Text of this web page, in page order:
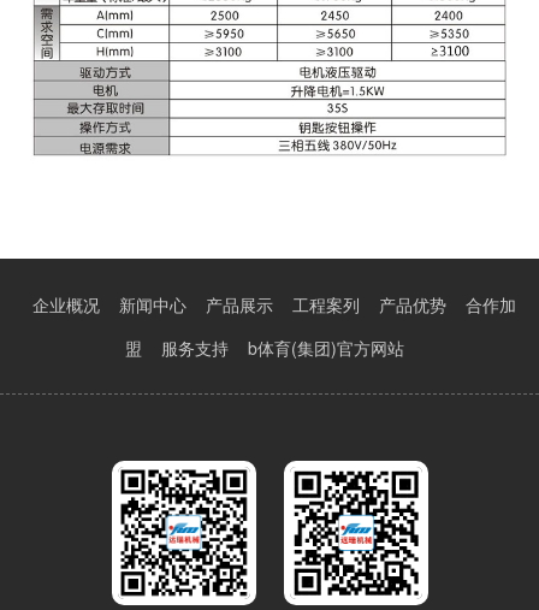
企业概况 新闻中心 产品展示 工程案列 产品优势
合作加
盟
服务支持 b体育(集团)官方网站